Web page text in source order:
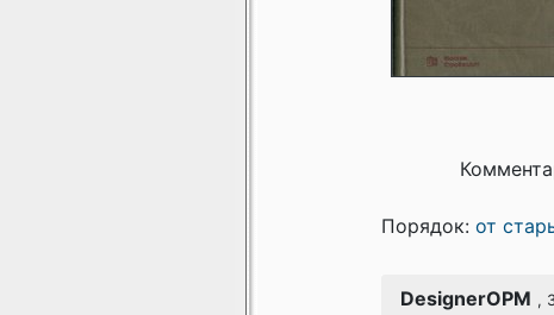
Порядок: от
DesignerOPM ,